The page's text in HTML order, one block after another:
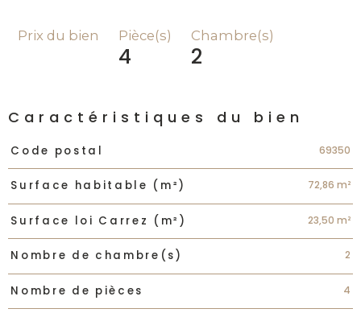
Prix du bien Pièce(s)
4
Chambre(s)
2
Caractéristiques du bien
Caractéristiques Valeurs
Code postal 69350
Surface habitable (m²) 72,86 m²
Surface loi Carrez (m²) 23,50 m²
Nombre de chambre(s) 2
Nombre de pièces 4